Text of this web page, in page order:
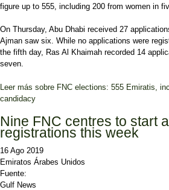
figure up to 555, including 200 from women in
On Thursday, Abu Dhabi received 27
Ajman saw six. While no applications were
the fifth day, Ras Al Khaimah recorded 14
seven.
Leer más sobre FNC elections: 555 Emiratis,
candidacy
Nine FNC centres to start
registrations this week
16 Ago 2019
Emiratos Árabes Unidos
Fuente:
Gulf News